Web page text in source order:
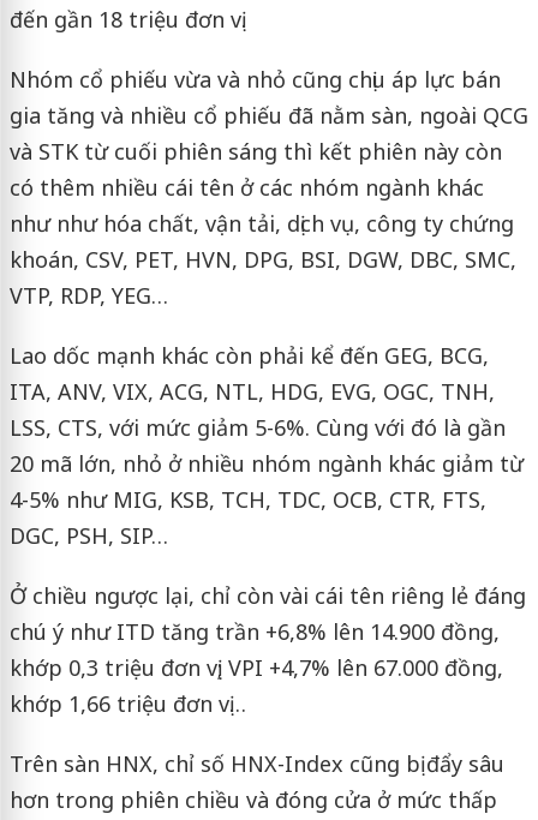
đến gần 18 triệu đơn vị.
Nhóm cổ phiếu vừa và nhỏ cũng chịu áp lực bán
gia tăng và nhiều cổ phiếu đã nằm sàn, ngoài QCG
và STK từ cuối phiên sáng thì kết phiên này còn
có thêm nhiều cái tên ở các nhóm ngành khác
như như hóa chất, vận tải, dịch vụ, công ty chứng
khoán, CSV, PET, HVN, DPG, BSI, DGW, DBC, SMC,
VTP, RDP, YEG…
Lao dốc mạnh khác còn phải kể đến GEG, BCG,
ITA, ANV, VIX, ACG, NTL, HDG, EVG, OGC, TNH,
LSS, CTS, với mức giảm 5-6%. Cùng với đó là gần
20 mã lớn, nhỏ ở nhiều nhóm ngành khác giảm từ
4-5% như MIG, KSB, TCH, TDC, OCB, CTR, FTS,
DGC, PSH, SIP…
Ở chiều ngược lại, chỉ còn vài cái tên riêng lẻ đáng
chú ý như ITD tăng trần +6,8% lên 14.900 đồng,
khớp 0,3 triệu đơn vị; VPI +4,7% lên 67.000 đồng,
khớp 1,66 triệu đơn vị…
Trên sàn HNX, chỉ số HNX-Index cũng bị đẩy sâu
hơn trong phiên chiều và đóng cửa ở mức thấp